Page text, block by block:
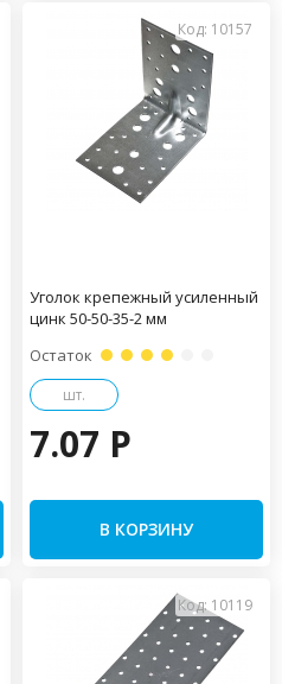
Код: 10157
Уголок крепежный усиленный
цинк 50-50-35-2 мм
Остаток
шт.
7.07 P
В КОРЗИНУ
Код: 10119